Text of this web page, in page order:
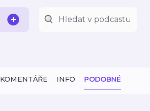
KOMENTÁŘE INFO PODOBNÉ